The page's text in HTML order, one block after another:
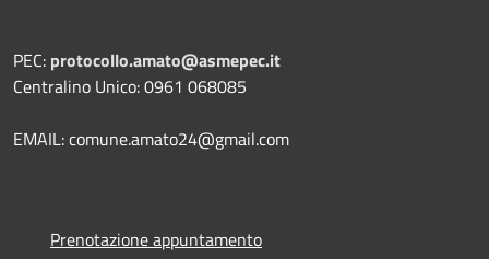
PEC: protocollo.amato@asmepec.it
Centralino Unico: 0961 068085
EMAIL: comune.amato24@gmail.com
Prenotazione appuntamento